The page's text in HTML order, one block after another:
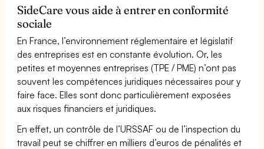
SideCare vous aide à entrer en conformité
sociale
En France, l’environnement réglementaire et législatif
des entreprises est en constante évolution. Or, les
petites et moyennes entreprises (TPE / PME) n’ont pas
souvent les compétences juridiques nécessaires pour y
faire face. Elles sont donc particulièrement exposées
aux risques financiers et juridiques.
En effet, un contrôle de l’URSSAF ou de l’inspection du
travail peut se chiffrer en milliers d’euros de pénalités et